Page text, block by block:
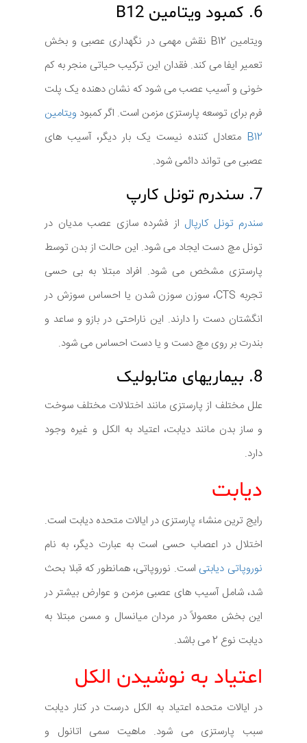
6. کمبود ویتامین B12
ویتامین B12 نقش مهمی در نگهداری عصبی و بخش
تعمیر ایفا می کند. فقدان این ترکیب حیاتی منجر به کم
خونی و آسیب عصب می شود که نشان دهنده یک پلت
فرم برای توسعه پارستزی مزمن است. اگر کمبود ویتامین
B12 متعادل کننده نیست یک بار دیگر، آسیب های
عصبی می تواند دائمی شود.
7. سندرم تونل کارپ
سندرم تونل کارپال از فشرده سازی عصب مدیان در
تونل مچ دست ایجاد می شود. این حالت از بدن توسط
پارستزی مشخص می شود. افراد مبتلا به بی حسی
تجربه CTS، سوزن سوزن شدن یا احساس سوزش در
انگشتان دست را دارند. این ناراحتی در بازو و ساعد و
بندرت بر روی مچ دست و یا دست احساس می شود.
8. بیماریهای متابولیک
علل مختلف از پارستزی مانند اختلالات مختلف سوخت
و ساز بدن مانند دیابت، اعتیاد به الکل و غیره وجود
دارد.
دیابت
رایج ترین منشاء پارستزی در ایالات متحده دیابت است.
اختلال در اعصاب حسی است به عبارت دیگر، به نام
نوروپاتی دیابتی است. نوروپاتی، همانطور که قبلا بحث
شد، شامل آسیب های عصبی مزمن و عوارض بیشتر در
این بخش معمولاً در مردان میانسال و مسن مبتلا به
دیابت نوع 2 می باشد.
اعتیاد به نوشیدن الکل
در ایالات متحده اعتیاد به الکل درست در کنار دیابت
سبب پارستزی می شود. ماهیت سمی اتانول و